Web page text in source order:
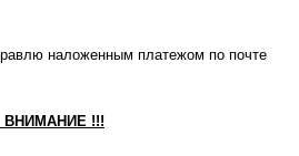
наложенным платежом по почте
ВНИМАНИЕ !!!